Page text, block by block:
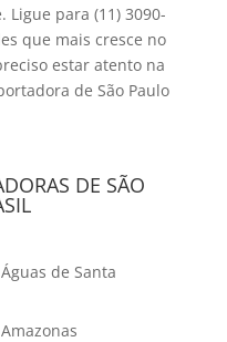
para (11) 3090-
que mais cresce no
estar atento na
de São Paulo
DE SÃO
de Santa